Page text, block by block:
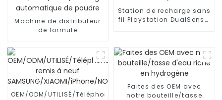
Machine de distributeur
de formule
automatique de poudre
Station de recharge sans
fil Playstation DualSense,
OEM/ODM/UTILISÉ/Téléphone
Faites des OEM avec
notre bouteille/tasse